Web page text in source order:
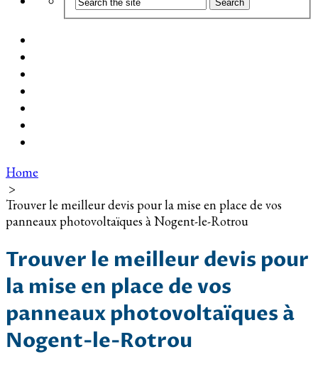
Home
>
Trouver le meilleur devis pour la mise en place de vos
panneaux photovoltaïques à Nogent-le-Rotrou
Trouver le meilleur devis pour
la mise en place de vos
panneaux photovoltaïques à
Nogent-le-Rotrou